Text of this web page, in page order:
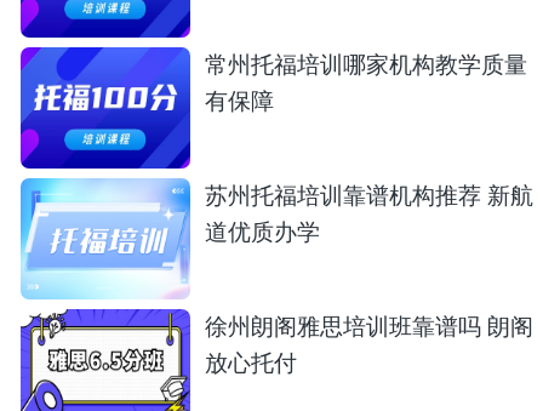
常州托福培训哪家机构教学质量
有保障
苏州托福培训靠谱机构推荐 新航
道优质办学
徐州朗阁雅思培训班靠谱吗 朗阁
放心托付